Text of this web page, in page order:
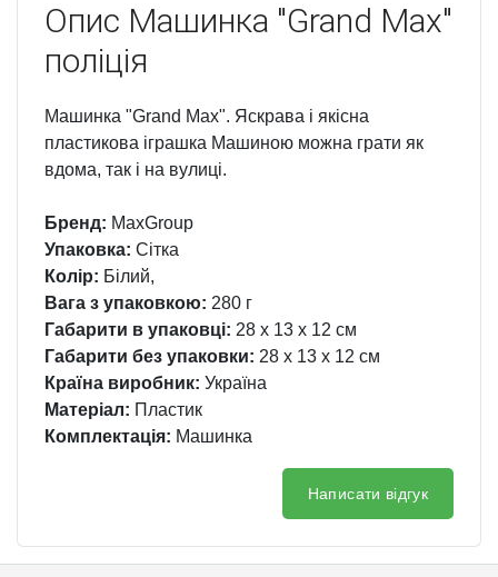
Опис Машинка "Grand Max"
поліція
Машинка "Grand Max". Яскрава і якісна
пластикова іграшка Машиною можна грати як
вдома, так і на вулиці.
Бренд: MaxGroup
Упаковка: Сітка
Колір: Білий,
Вага з упаковкою: 280 г
Габарити в упаковці: 28 x 13 x 12 см
Габарити без упаковки: 28 x 13 x 12 см
Країна виробник: Україна
Матеріал: Пластик
Комплектація: Машинка
Написати відгук